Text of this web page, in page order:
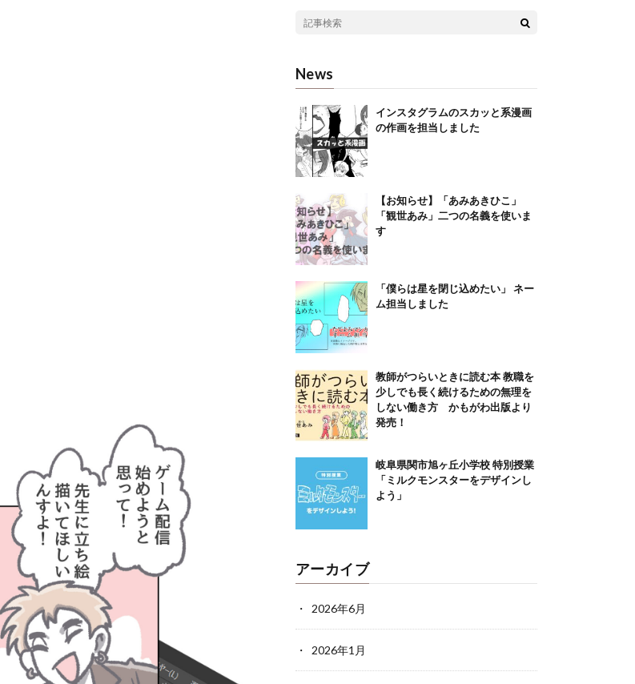
News
インスタグラムのスカッと系漫画
の作画を担当しました
【お知らせ】「あみあきひこ」
「観世あみ」二つの名義を使いま
す
「僕らは星を閉じ込めたい」 ネー
ム担当しました
教師がつらいときに読む本 教職を
少しでも長く続けるための無理を
しない働き方 かもがわ出版より
発売！
岐阜県関市旭ヶ丘小学校 特別授業
「ミルクモンスターをデザインし
よう」
アーカイブ
2026年6月
2026年1月